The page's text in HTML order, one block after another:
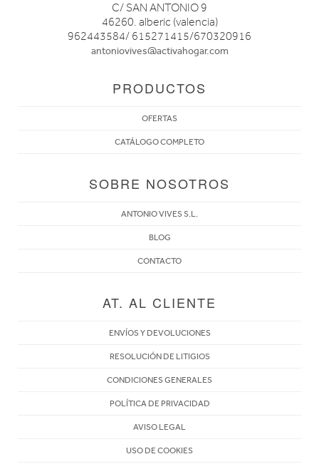
C/ SAN ANTONIO 9
46260. alberic (valencia)
962443584/ 615271415/670320916
antoniovives@activahogar.com
PRODUCTOS
OFERTAS
CATÁLOGO COMPLETO
SOBRE NOSOTROS
ANTONIO VIVES S.L.
BLOG
CONTACTO
AT. AL CLIENTE
ENVÍOS Y DEVOLUCIONES
RESOLUCIÓN DE LITIGIOS
CONDICIONES GENERALES
POLÍTICA DE PRIVACIDAD
AVISO LEGAL
USO DE COOKIES